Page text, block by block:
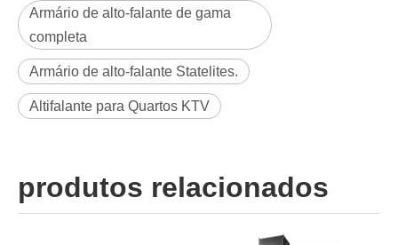
Armário de alto-falante de gama
completa
Armário de alto-falante Statelites.
Altifalante para Quartos KTV
produtos relacionados